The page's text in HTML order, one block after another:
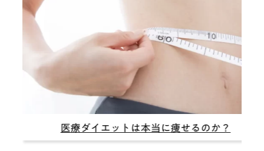
医療ダイエットは本当に痩せるのか？
症例も紹介